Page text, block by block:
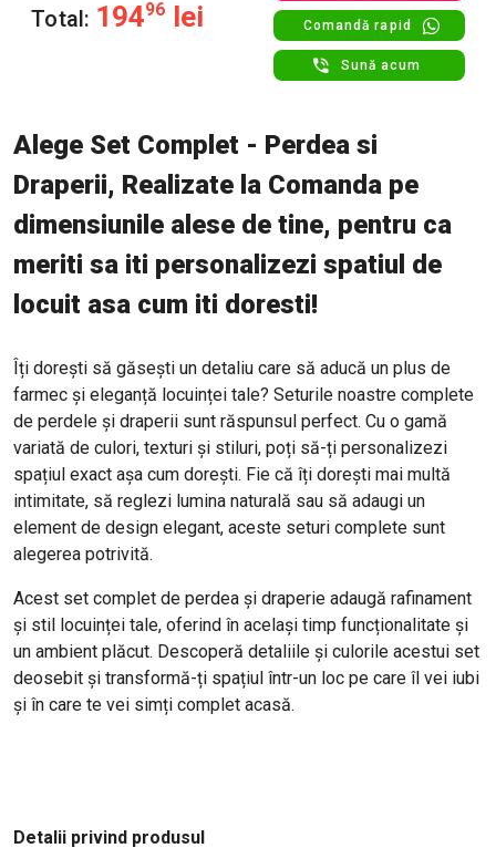
Total: 19496 lei Comandă rapid
Sună acum
Alege Set Complet - Perdea si
Draperii, Realizate la Comanda pe
dimensiunile alese de tine, pentru ca
meriti sa iti personalizezi spatiul de
locuit asa cum iti doresti!
Îți dorești să găsești un detaliu care să aducă un plus de
farmec și eleganță locuinței tale? Seturile noastre complete
de perdele și draperii sunt răspunsul perfect. Cu o gamă
variată de culori, texturi și stiluri, poți să-ți personalizezi
spațiul exact așa cum dorești. Fie că îți dorești mai multă
intimitate, să reglezi lumina naturală sau să adaugi un
element de design elegant, aceste seturi complete sunt
alegerea potrivită.
Acest set complet de perdea și draperie adaugă rafinament
și stil locuinței tale, oferind în același timp funcționalitate și
un ambient plăcut. Descoperă detaliile și culorile acestui set
deosebit și transformă-ți spațiul într-un loc pe care îl vei iubi
și în care te vei simți complet acasă.
Detalii privind produsul